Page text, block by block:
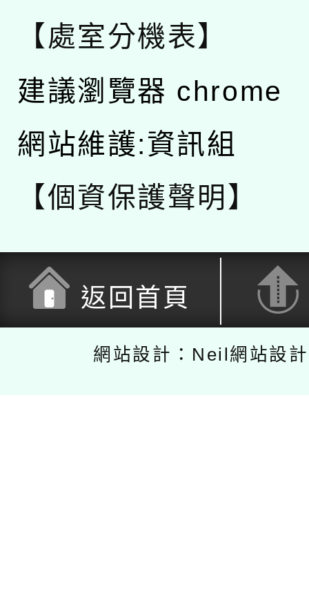
【處室分機表】
建議瀏覽器 chrome
網站維護:資訊組
【個資保護聲明】
返回首頁
網站設計：Neil網站設